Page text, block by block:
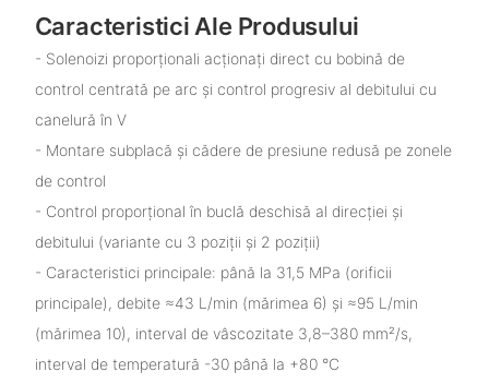
Caracteristici Ale Produsului
- Solenoizi proporționali acționați direct cu bobină de
control centrată pe arc și control progresiv al debitului cu
canelură în V
- Montare subplacă și cădere de presiune redusă pe zonele
de control
- Control proporțional în buclă deschisă al direcției și
debitului (variante cu 3 poziții și 2 poziții)
- Caracteristici principale: până la 31,5 MPa (orificii
principale), debite ≈43 L/min (mărimea 6) și ≈95 L/min
(mărimea 10), interval de vâscozitate 3,8–380 mm²/s,
interval de temperatură -30 până la +80 °C